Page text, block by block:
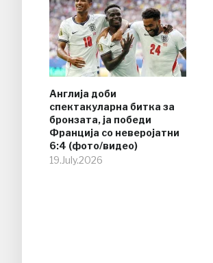
Англија доби
спектакуларна битка за
бронзата, ја победи
Франција со неверојатни
6:4 (фото/видео)
19.July.2026